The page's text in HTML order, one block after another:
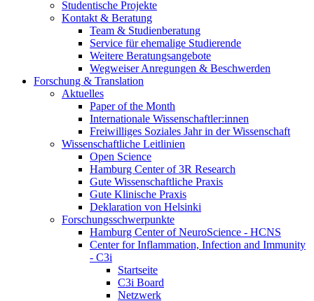
Studentische Projekte
Kontakt & Beratung
Team & Studienberatung
Service für ehemalige Studierende
Weitere Beratungsangebote
Wegweiser Anregungen & Beschwerden
Forschung & Translation
Aktuelles
Paper of the Month
Internationale Wissenschaftler:innen
Freiwilliges Soziales Jahr in der Wissenschaft
Wissenschaftliche Leitlinien
Open Science
Hamburg Center of 3R Research
Gute Wissenschaftliche Praxis
Gute Klinische Praxis
Deklaration von Helsinki
Forschungsschwerpunkte
Hamburg Center of NeuroScience - HCNS
Center for Inflammation, Infection and Immunity
- C3i
Startseite
C3i Board
Netzwerk